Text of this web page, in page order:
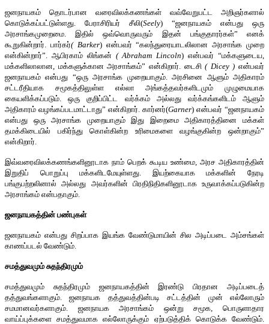
ஜனநாயகம் தொடர்பான வரைவிலக்கணங்கள் வவ்வேறுபட்ட அறிஞர்களால்
கொடுக்கப்பட்டுள்ளது. பேராசிரியர் சீலி(Seely) “ஜனநாயகம் என்பது ஒரு
அரசாங்கமுறைமை. இதில் ஒவ்வொருவரும் இதன் பங்குதாரர்கள்” எனக்
கூறுகின்றார். பார்கர்( Barker) என்பவர் “கலந்துரையாடலிலான அரசாங்க முறை
என்கின்றார்”. ஆபிரகாம் லிங்கன் ( Abraham Lincoln) என்பவர் “மக்களுடைய,
மக்களிலாலான, மக்களுக்கான அரசாங்கம்” என்கிறார். டைசி( Dicey ) என்பவர்
ஜனநாயகம் என்பது “ஒரு அரசாங்க முறையாகும். அரசினை ஆளும் அதிகாரம்
சட்டரீதியாக சமூகத்திலுள்ள எல்லா அங்கத்தவர்களிடமும் முழுமையாக
கையளிக்கப்படும். ஒரு குறிப்பிட்ட வர்க்கம் அல்லது வர்க்கங்களிடம் ஆளும்
அதிகாரம் வழங்கப்படமாட்டாது” என்கிறார். கார்னர்(Garner) என்பவர் “ஜனநாயகம்
என்பது ஒரு அரசாங்க முறையாகும் இது இறைமை அதிகாரத்தினை மக்கள்
தமக்கிடையில் பகிர்ந்து கொள்கின்ற உரிமைகளை வழங்குகின்ற ஒன்றாகும்”
என்கிறார்.
இவ்வரைவிலக்கணங்களினூடாக நாம் பெறக் கூடிய உண்மை, அரச அதிகாரத்தின்
இறுதிப் பொறுப்பு மக்களிடமேயுள்ளது. இயற்கையாக மக்களின் நேரடி
பங்குபற்றலினால் அல்லது அவர்களின் பிரதிநிதிகளினூடாக உருவாக்கப்படுகின்ற
அரசாங்கம் என்பதாகும்.
ஜனநாயகத்தின் பண்புகள்
ஜனநாயகம் என்பது சிறப்பாக இயங்க வேண்டுமாயின் சில அடிப்படை அம்சங்கள்
காணப்படல் வேண்டும்.
சமத்துவமும் சுதந்திரமும்
சமத்துவமும் சுதந்திரமும் ஜனநாயகத்தின் இரண்டு பிரதான அடிப்படைத்
தத்துவங்களாகும். ஜனநாயக தத்துவத்தின்படி சட்டத்தின் முன் எல்லோரும்
சமமானவர்களாகும். ஜனநாயக அரசாங்கம் ஒன்று சமூக, பொருளாதார
வாய்ப்புக்களை சமத்துவமாக எல்லோருக்கும் ஏற்படுத்திக் கொடுக்க வேண்டும்.